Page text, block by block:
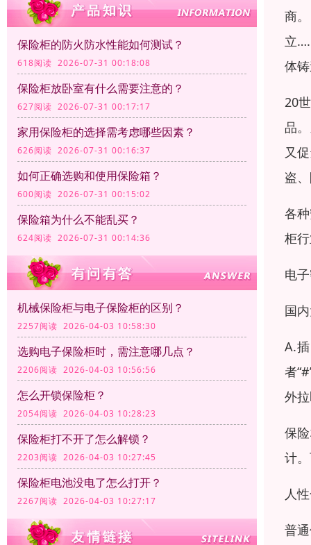
保险柜的防火防水性能如何测试？
618阅读 2026-07-31 00:18:08
保险柜放卧室有什么需要注意的？
627阅读 2026-07-31 00:17:17
家用保险柜的选择需考虑哪些因素？
626阅读 2026-07-31 00:16:37
如何正确选购和使用保险箱？
600阅读 2026-07-31 00:15:02
保险箱为什么不能乱买？
624阅读 2026-07-31 00:14:36
机械保险柜与电子保险柜的区别？
2257阅读 2026-04-03 10:58:30
选购电子保险柜时，需注意哪几点？
2206阅读 2026-04-03 10:56:56
怎么开锁保险柜？
2054阅读 2026-04-03 10:28:23
保险柜打不开了怎么解锁？
2203阅读 2026-04-03 10:27:45
保险柜电池没电了怎么打开？
2267阅读 2026-04-03 10:27:17
商
立
体
20
品
又
盗
各
柜
电
国
A.
者
外
保
计
人
普